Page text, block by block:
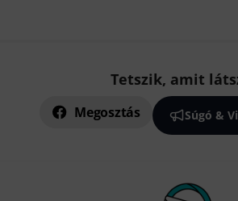
Tetszik, amit
Megosztás Súgó &